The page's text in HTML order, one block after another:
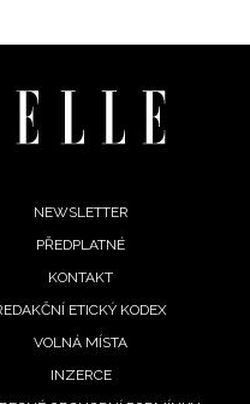
NEWSLETTER
PŘEDPLATNÉ
KONTAKT
ETICKÝ KODEX
VOLNÁ MÍSTA
INZERCE